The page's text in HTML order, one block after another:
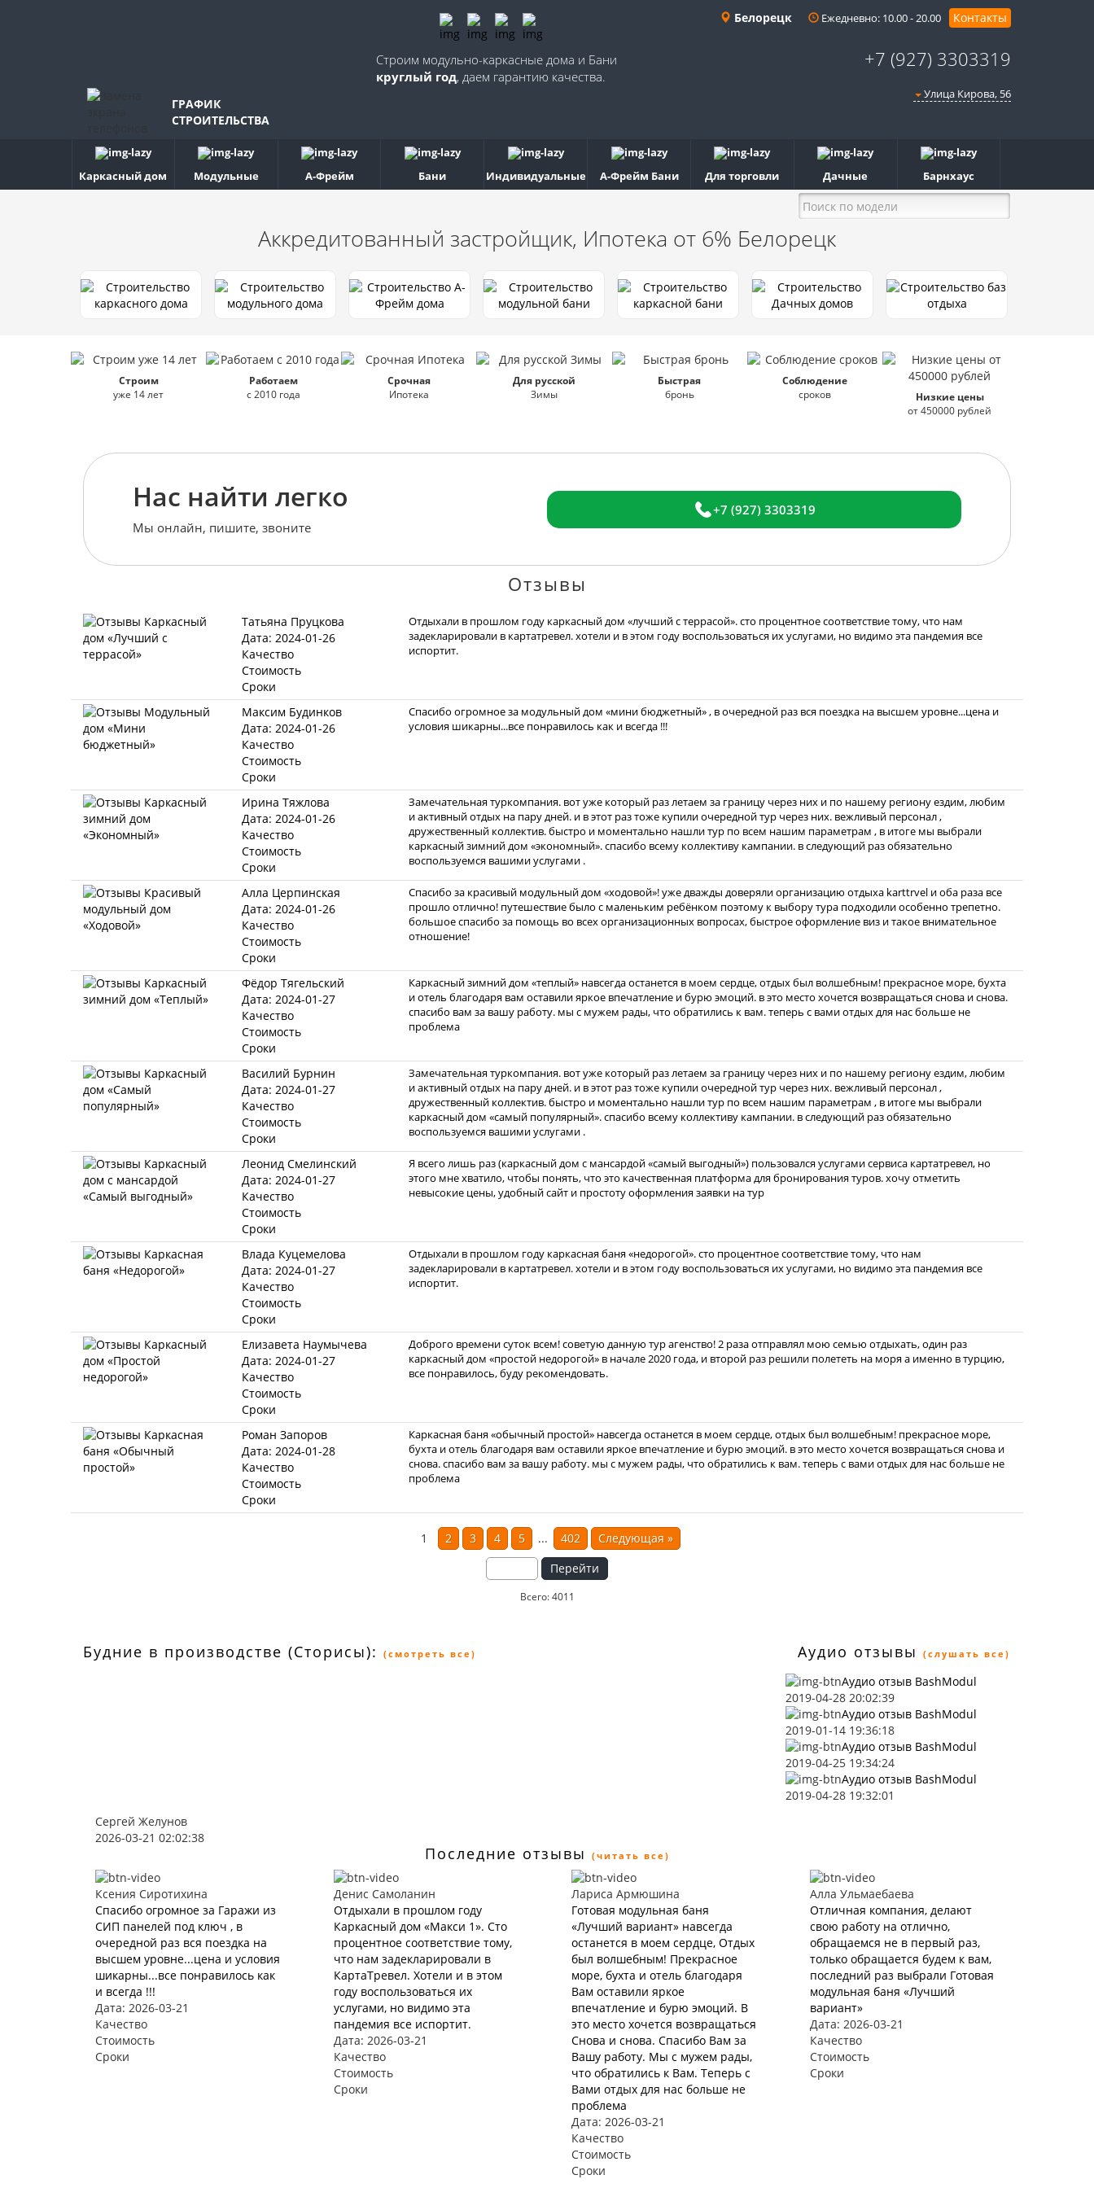
Белорецк Ежедневно: 10.00 - 20.00 Контакты
Строим модульно-каркасные дома и Бани
круглый год, даем гарантию качества.
+7 (927) 3303319
ГРАФИК
СТРОИТЕЛЬСТВА
Улица Кирова, 56
Каркасный дом Модульные А-Фрейм Бани Индивидуальные А-Фрейм Бани Для торговли Дачные Барнхаус
Аккредитованный застройщик, Ипотека от 6% Белорецк
Строим
уже 14 лет
Работаем
с 2010 года
Срочная
Ипотека
Для русской
Зимы
Быстрая
бронь
Соблюдение
сроков
Низкие цены
от 450000 рублей
Нас найти легко
Мы онлайн, пишите, звоните
+7 (927) 3303319
Отзывы
Татьяна Пруцкова
Дата: 2024-01-26
Качество
Стоимость
Сроки
Отдыхали в прошлом году каркасный дом «лучший с террасой». сто процентное соответствие тому, что нам
задекларировали в картатревел. хотели и в этом году воспользоваться их услугами, но видимо эта пандемия все
испортит.
Максим Будинков
Дата: 2024-01-26
Качество
Стоимость
Сроки
Спасибо огромное за модульный дом «мини бюджетный» , в очередной раз вся поездка на высшем уровне...цена и
условия шикарны...все понравилось как и всегда !!!
Ирина Тяжлова
Дата: 2024-01-26
Качество
Стоимость
Сроки
Замечательная туркомпания. вот уже который раз летаем за границу через них и по нашему региону ездим, любим
и активный отдых на пару дней. и в этот раз тоже купили очередной тур через них. вежливый персонал ,
дружественный коллектив. быстро и моментально нашли тур по всем нашим параметрам , в итоге мы выбрали
каркасный зимний дом «экономный». спасибо всему коллективу кампании. в следующий раз обязательно
воспользуемся вашими услугами .
Алла Церпинская
Дата: 2024-01-26
Качество
Стоимость
Сроки
Спасибо за красивый модульный дом «ходовой»! уже дважды доверяли организацию отдыха karttrvel и оба раза все
прошло отлично! путешествие было с маленьким ребёнком поэтому к выбору тура подходили особенно трепетно.
большое спасибо за помощь во всех организационных вопросах, быстрое оформление виз и такое внимательное
отношение!
Фёдор Тягельский
Дата: 2024-01-27
Качество
Стоимость
Сроки
Каркасный зимний дом «теплый» навсегда останется в моем сердце, отдых был волшебным! прекрасное море, бухта
и отель благодаря вам оставили яркое впечатление и бурю эмоций. в это место хочется возвращаться снова и снова.
спасибо вам за вашу работу. мы с мужем рады, что обратились к вам. теперь с вами отдых для нас больше не
проблема
Василий Бурнин
Дата: 2024-01-27
Качество
Стоимость
Сроки
Замечательная туркомпания. вот уже который раз летаем за границу через них и по нашему региону ездим, любим
и активный отдых на пару дней. и в этот раз тоже купили очередной тур через них. вежливый персонал ,
дружественный коллектив. быстро и моментально нашли тур по всем нашим параметрам , в итоге мы выбрали
каркасный дом «самый популярный». спасибо всему коллективу кампании. в следующий раз обязательно
воспользуемся вашими услугами .
Леонид Смелинский
Дата: 2024-01-27
Качество
Стоимость
Сроки
Я всего лишь раз (каркасный дом с мансардой «самый выгодный») пользовался услугами сервиса картатревел, но
этого мне хватило, чтобы понять, что это качественная платформа для бронирования туров. хочу отметить
невысокие цены, удобный сайт и простоту оформления заявки на тур
Влада Куцемелова
Дата: 2024-01-27
Качество
Стоимость
Сроки
Отдыхали в прошлом году каркасная баня «недорогой». сто процентное соответствие тому, что нам
задекларировали в картатревел. хотели и в этом году воспользоваться их услугами, но видимо эта пандемия все
испортит.
Елизавета Наумычева
Дата: 2024-01-27
Качество
Стоимость
Сроки
Доброго времени суток всем! советую данную тур агенство! 2 раза отправлял мою семью отдыхать, один раз
каркасный дом «простой недорогой» в начале 2020 года, и второй раз решили полететь на моря а именно в турцию,
все понравилось, буду рекомендовать.
Роман Запоров
Дата: 2024-01-28
Качество
Стоимость
Сроки
Каркасная баня «обычный простой» навсегда останется в моем сердце, отдых был волшебным! прекрасное море,
бухта и отель благодаря вам оставили яркое впечатление и бурю эмоций. в это место хочется возвращаться снова и
снова. спасибо вам за вашу работу. мы с мужем рады, что обратились к вам. теперь с вами отдых для нас больше не
проблема
1 2 3 4 5 ... 402 Следующая »
Перейти
Всего: 4011
Будние в производстве (Сторисы): (смотреть все) Аудио отзывы (слушать все)
Сергей Желунов
2026-03-21 02:02:38
Аудио отзыв BashModul
2019-04-28 20:02:39
Аудио отзыв BashModul
2019-01-14 19:36:18
Аудио отзыв BashModul
2019-04-25 19:34:24
Аудио отзыв BashModul
2019-04-28 19:32:01
Последние отзывы (читать все)
Ксения Сиротихина
Спасибо огромное за Гаражи из
СИП панелей под ключ , в
очередной раз вся поездка на
высшем уровне...цена и условия
шикарны...все понравилось как
и всегда !!!
Дата: 2026-03-21
Качество
Стоимость
Сроки
Денис Самоланин
Отдыхали в прошлом году
Каркасный дом «Макси 1». Сто
процентное соответствие тому,
что нам задекларировали в
КартаТревел. Хотели и в этом
году воспользоваться их
услугами, но видимо эта
пандемия все испортит.
Дата: 2026-03-21
Качество
Стоимость
Сроки
Лариса Армюшина
Готовая модульная баня
«Лучший вариант» навсегда
останется в моем сердце, Отдых
был волшебным! Прекрасное
море, бухта и отель благодаря
Вам оставили яркое
впечатление и бурю эмоций. В
это место хочется возвращаться
Снова и снова. Спасибо Вам за
Вашу работу. Мы с мужем рады,
что обратились к Вам. Теперь с
Вами отдых для нас больше не
проблема
Дата: 2026-03-21
Качество
Стоимость
Сроки
Алла Ульмаебаева
Отличная компания, делают
свою работу на отлично,
обращаемся не в первый раз,
только обращается будем к вам,
последний раз выбрали Готовая
модульная баня «Лучший
вариант»
Дата: 2026-03-21
Качество
Стоимость
Сроки